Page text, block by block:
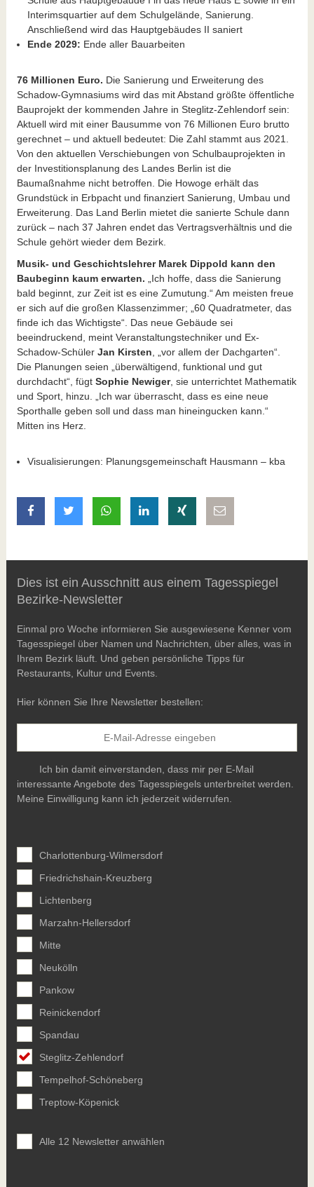
Interimsquartier auf dem Schulgelände, Sanierung.
Anschließend wird das Hauptgebäudes II saniert
Ende 2029: Ende aller Bauarbeiten
76 Millionen Euro. Die Sanierung und Erweiterung des
Schadow-Gymnasiums wird das mit Abstand größte öffentliche
Bauprojekt der kommenden Jahre in Steglitz-Zehlendorf sein:
Aktuell wird mit einer Bausumme von 76 Millionen Euro brutto
gerechnet – und aktuell bedeutet: Die Zahl stammt aus 2021.
Von den aktuellen Verschiebungen von Schulbauprojekten in
der Investitionsplanung des Landes Berlin ist die
Baumaßnahme nicht betroffen. Die Howoge erhält das
Grundstück in Erbpacht und finanziert Sanierung, Umbau und
Erweiterung. Das Land Berlin mietet die sanierte Schule dann
zurück – nach 37 Jahren endet das Vertragsverhältnis und die
Schule gehört wieder dem Bezirk.
Musik- und Geschichtslehrer Marek Dippold kann den
Baubeginn kaum erwarten. „Ich hoffe, dass die Sanierung
bald beginnt, zur Zeit ist es eine Zumutung.“ Am meisten freue
er sich auf die großen Klassenzimmer; „60 Quadratmeter, das
finde ich das Wichtigste“. Das neue Gebäude sei
beeindruckend, meint Veranstaltungstechniker und Ex-
Schadow-Schüler Jan Kirsten , „vor allem der Dachgarten“.
Die Planungen seien „überwältigend, funktional und gut
durchdacht“, fügt Sophie Newiger, sie unterrichtet Mathematik
und Sport, hinzu. „Ich war überrascht, dass es eine neue
Sporthalle geben soll und dass man hineingucken kann.“
Mitten ins Herz.
Visualisierungen: Planungsgemeinschaft Hausmann – kba
auf Facebook teilen
auf Twitter teilenmit Whatsapp teilen
auf LinkedIn teilen
auf Xing teilen
Dies ist ein Ausschnitt aus einem Tagesspiegel
Bezirke-Newsletter
Einmal pro Woche informieren Sie ausgewiesene Kenner vom
Tagesspiegel über Namen und Nachrichten, über alles, was in
Ihrem Bezirk läuft. Und geben persönliche Tipps für
Restaurants, Kultur und Events.
Hier können Sie Ihre Newsletter bestellen:
Ich bin damit einverstanden, dass mir per E-Mail
interessante Angebote des Tagesspiegels unterbreitet werden.
Meine Einwilligung kann ich jederzeit widerrufen.
Charlottenburg-Wilmersdorf
Friedrichshain-Kreuzberg
Lichtenberg
Marzahn-Hellersdorf
Mitte
Neukölln
Pankow
Reinickendorf
Spandau
Steglitz-Zehlendorf
Tempelhof-Schöneberg
Treptow-Köpenick
Alle 12 Newsletter anwählen